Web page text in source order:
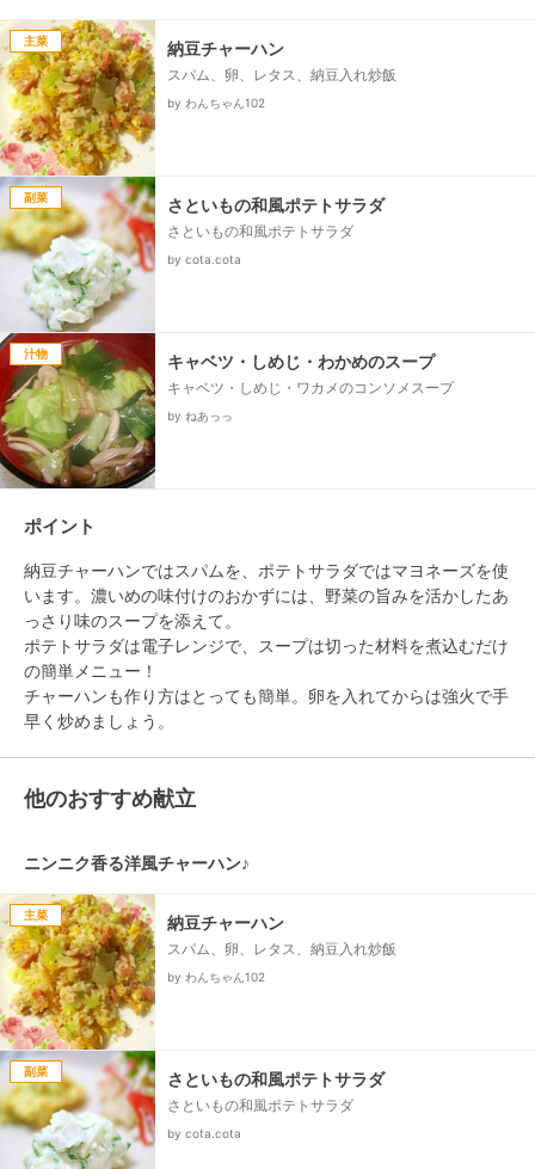
主菜 納豆チャーハン
スパム、卵、レタス、納豆入れ炒飯
by わんちゃん102
副菜 さといもの和風ポテトサラダ
さといもの和風ポテトサラダ
by cota.cota
汁物 キャベツ・しめじ・わかめのスープ
キャベツ・しめじ・ワカメのコンソメスープ
by ねあっっ
ポイント
納豆チャーハンではスパムを、ポテトサラダではマヨネーズを使
います。濃いめの味付けのおかずには、野菜の旨みを活かしたあ
っさり味のスープを添えて。
ポテトサラダは電子レンジで、スープは切った材料を煮込むだけ
の簡単メニュー！
チャーハンも作り方はとっても簡単。卵を入れてからは強火で手
他のおすすめ献立
ニンニク香る洋風チャーハン♪
主菜 納豆チャーハン
スパム、卵、レタス、納豆入れ炒飯
by わんちゃん102
副菜 さといもの和風ポテトサラダ
さといもの和風ポテトサラダ
by cota.cota